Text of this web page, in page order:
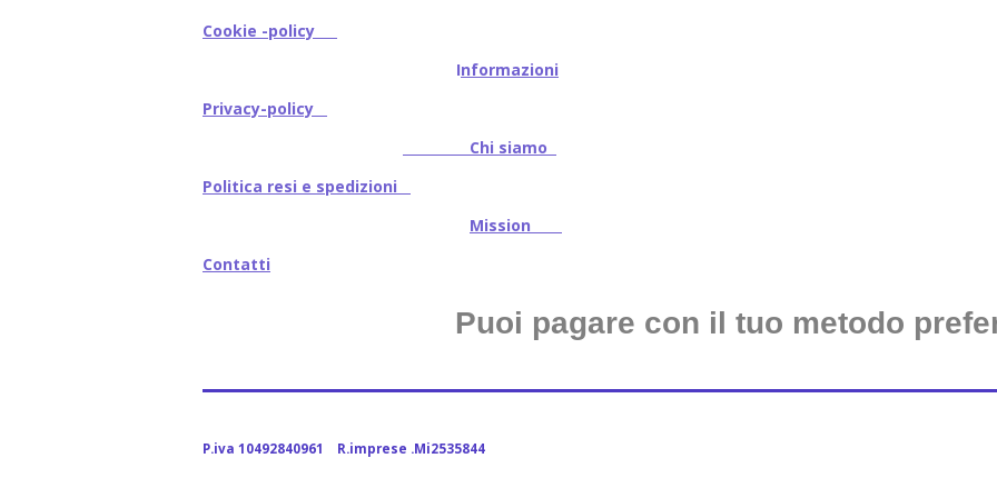
Cookie -policy
Informazioni
Privacy-policy
Chi siamo
Politica resi e spedizioni
Mission
Contatti
Puoi pagare con il tuo metodo
P.iva 10492840961 R.imprese .Mi2535844